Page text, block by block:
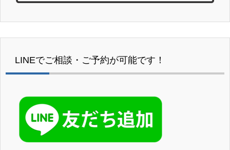
LINEでご相談・ご予約が可能です！